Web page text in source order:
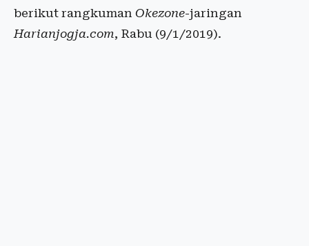
berikut rangkuman Okezone-jaringan
Harianjogja.com, Rabu (9/1/2019).